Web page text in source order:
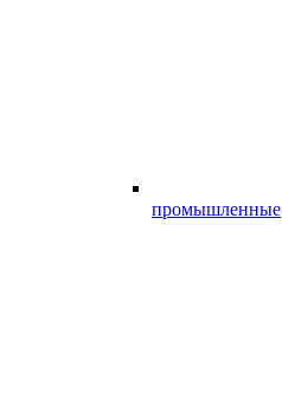
промышленные